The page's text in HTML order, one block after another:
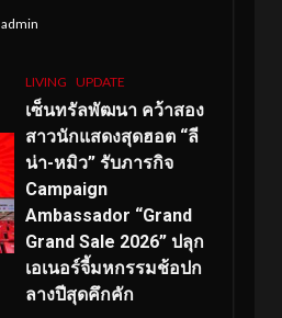
admin
LIVING UPDATE
เซ็นทรัลพัฒนา คว้าสอง
สาวนักแสดงสุดฮอต “ลี
น่า-หมิว” รับภารกิจ
Campaign
Ambassador “Grand
Grand Sale 2026” ปลุก
เอเนอร์จี้มหกรรมช้อปก
ลางปีสุดคึกคัก